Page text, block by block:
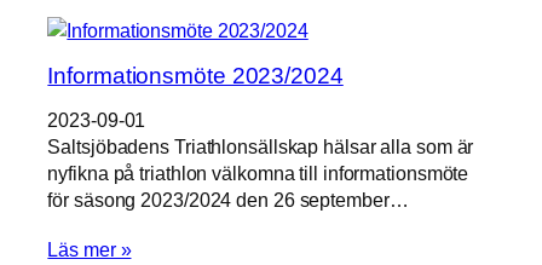
Informationsmöte 2023/2024
2023-09-01
Saltsjöbadens Triathlonsällskap hälsar alla som är
nyfikna på triathlon välkomna till informationsmöte
för säsong 2023/2024 den 26 september…
Läs mer »